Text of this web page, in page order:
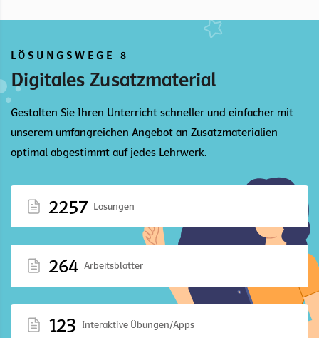
LÖSUNGSWEGE 8
Digitales Zusatzmaterial
Gestalten Sie Ihren Unterricht schneller und einfacher mit
unserem umfangreichen Angebot an Zusatzmaterialien
optimal abgestimmt auf jedes Lehrwerk.
2257 Lösungen
264 Arbeitsblätter
123 Interaktive Übungen/Apps